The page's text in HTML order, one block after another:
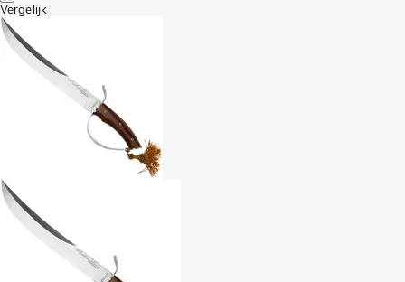
Vergelijk